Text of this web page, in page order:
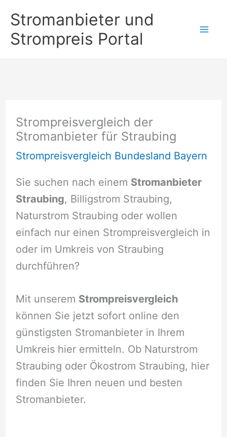
Inhalt
springen
Stromanbieter und
Strompreis Portal
Strompreisvergleich der
Stromanbieter für Straubing
Strompreisvergleich Bundesland Bayern
Sie suchen nach einem Stromanbieter
Straubing, Billigstrom Straubing,
Naturstrom Straubing oder wollen
einfach nur einen Strompreisvergleich in
oder im Umkreis von Straubing
durchführen?
Mit unserem Strompreisvergleich
können Sie jetzt sofort online den
günstigsten Stromanbieter in Ihrem
Umkreis hier ermitteln. Ob Naturstrom
Straubing oder Ökostrom Straubing, hier
finden Sie Ihren neuen und besten
Stromanbieter.